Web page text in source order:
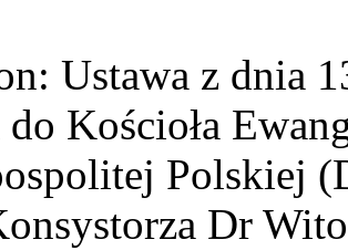
Ustawa z dnia
do Kościoła
Polskiej
Dr